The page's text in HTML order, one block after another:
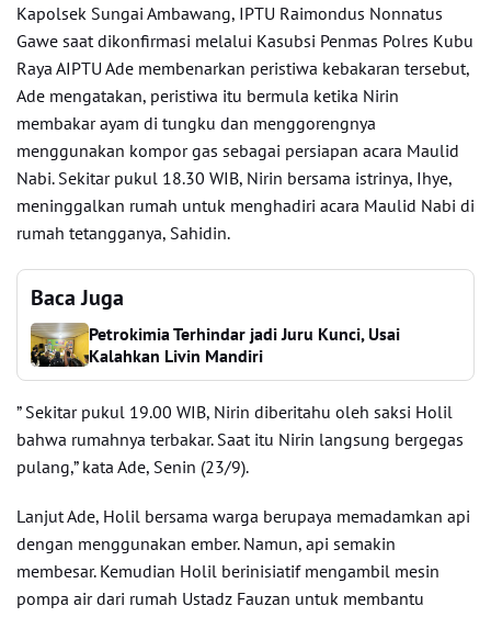
Kapolsek Sungai Ambawang, IPTU Raimondus Nonnatus
Gawe saat dikonfirmasi melalui Kasubsi Penmas Polres Kubu
Raya AIPTU Ade membenarkan peristiwa kebakaran tersebut,
Ade mengatakan, peristiwa itu bermula ketika Nirin
membakar ayam di tungku dan menggorengnya
menggunakan kompor gas sebagai persiapan acara Maulid
Nabi. Sekitar pukul 18.30 WIB, Nirin bersama istrinya, Ihye,
meninggalkan rumah untuk menghadiri acara Maulid Nabi di
rumah tetangganya, Sahidin.
Baca Juga
Petrokimia Terhindar jadi Juru Kunci, Usai
Kalahkan Livin Mandiri
” Sekitar pukul 19.00 WIB, Nirin diberitahu oleh saksi Holil
bahwa rumahnya terbakar. Saat itu Nirin langsung bergegas
pulang,” kata Ade, Senin (23/9).
Lanjut Ade, Holil bersama warga berupaya memadamkan api
dengan menggunakan ember. Namun, api semakin
membesar. Kemudian Holil berinisiatif mengambil mesin
pompa air dari rumah Ustadz Fauzan untuk membantu